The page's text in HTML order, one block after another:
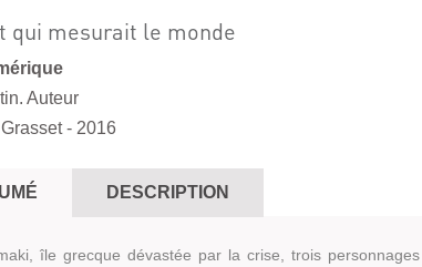
qui mesurait le monde
Auteur
Grasset- 2016
DESCRIPTION
île grecque dévastée par la crise, trois